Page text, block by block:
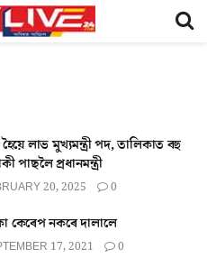
লাভ মুখ্যমন্ত্ৰী পদ, তালিকাত বহু
পাছলৈ প্ৰধানমন্ত্ৰী
20, 2025 0
কেৰেপ নকৰে দালালে
17, 2021 0